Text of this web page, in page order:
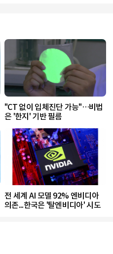
"CT 없이 입체진단 가능"…비법
은 '한지' 기반 필름
전 세계 AI 모델 92% 엔비디아
의존...한국은 '탈엔비디아' 시도